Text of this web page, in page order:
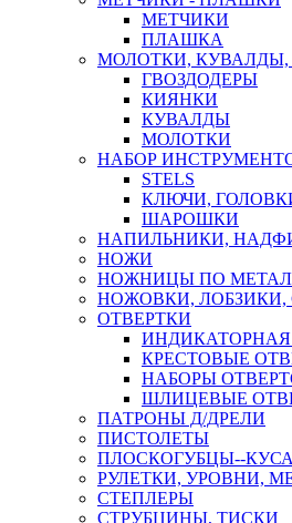
МЕТЧИКИ
ПЛАШКА
МОЛОТКИ,
ГВОЗДОДЕРЫ
КИЯНКИ
КУВАЛДЫ
МОЛОТКИ
НАБОР
STELS
КЛЮЧИ,
ШАРОШКИ
НАПИЛЬНИКИ,
НОЖИ
НОЖНИЦЫ ПО
НОЖОВКИ, ЛОБЗИКИ,
ОТВЕРТКИ
ИНДИКАТОРНАЯ
КРЕСТОВЫЕ
НАБОРЫ
ШЛИЦЕВЫЕ
ПАТРОНЫ Д/ДРЕЛИ
ПИСТОЛЕТЫ
ПЛОСКОГУБЦЫ--
РУЛЕТКИ, УРОВНИ,
СТЕПЛЕРЫ
СТРУБЦИНЫ, ТИСКИ